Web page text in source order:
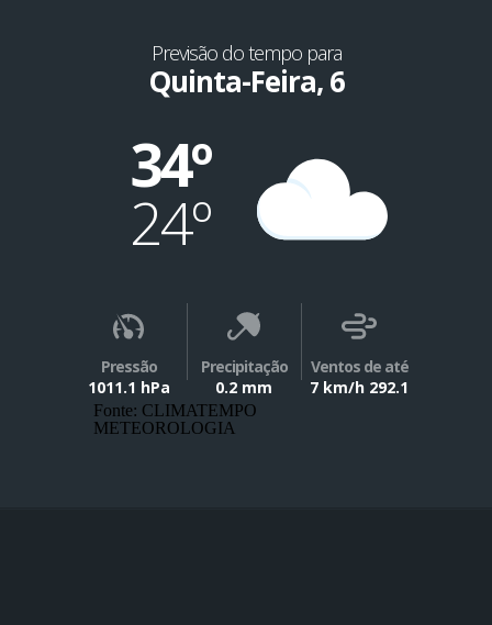
Previsão do tempo para
Quinta-Feira, 6
34º
24º
Pressão
1011.1 hPa
Precipitação
0.2 mm
Ventos de até
7 km/h 292.1
Fonte: CLIMATEMPO
METEOROLOGIA